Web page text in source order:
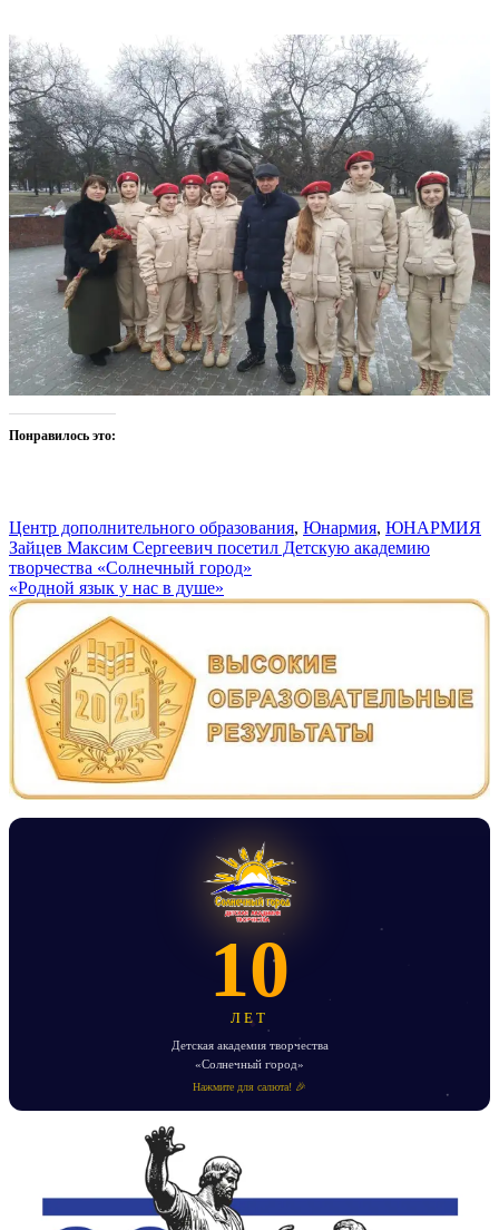
Понравилось это:
Центр дополнительного образования, Юнармия, ЮНАРМИЯ
Навигация
по
записям
Зайцев Максим Сергеевич посетил Детскую академию
творчества «Солнечный город»
«Родной язык у нас в душе»
10
ЛЕТ
Детская академия творчества
«Солнечный город»
Нажмите для салюта! 🎉